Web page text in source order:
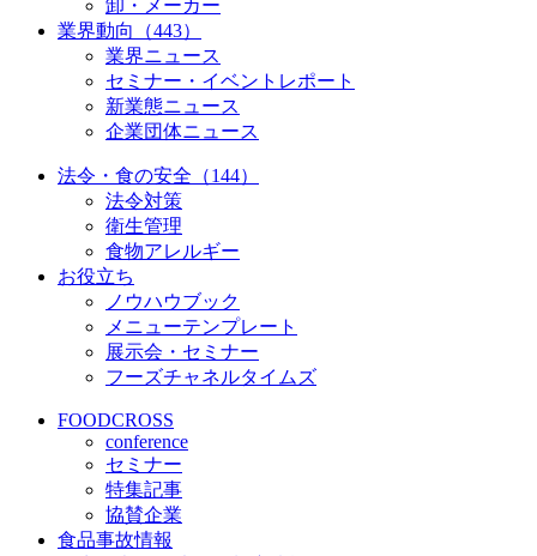
卸・メーカー
業界動向（443）
業界ニュース
セミナー・イベントレポート
新業態ニュース
企業団体ニュース
法令・食の安全（144）
法令対策
衛生管理
食物アレルギー
お役立ち
ノウハウブック
メニューテンプレート
展示会・セミナー
フーズチャネルタイムズ
FOODCROSS
conference
セミナー
特集記事
協賛企業
食品事故情報